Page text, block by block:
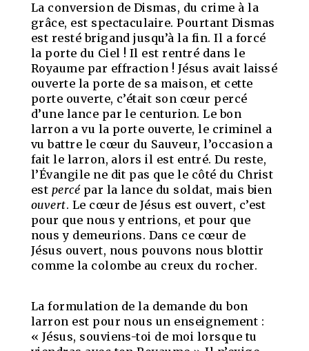
La conversion de Dismas, du crime à la
grâce, est spectaculaire. Pourtant Dismas
est resté brigand jusqu’à la fin. Il a forcé
la porte du Ciel ! Il est rentré dans le
Royaume par effraction ! Jésus avait laissé
ouverte la porte de sa maison, et cette
porte ouverte, c’était son cœur percé
d’une lance par le centurion. Le bon
larron a vu la porte ouverte, le criminel a
vu battre le cœur du Sauveur, l’occasion a
fait le larron, alors il est entré. Du reste,
l’Évangile ne dit pas que le côté du Christ
est percépar la lance du soldat, mais bien
ouvert. Le cœur de Jésus est ouvert, c’est
pour que nous y entrions, et pour que
nous y demeurions. Dans ce cœur de
Jésus ouvert, nous pouvons nous blottir
comme la colombe au creux du rocher.
La formulation de la demande du bon
larron est pour nous un enseignement :
« Jésus, souviens-toi de moi lorsque tu